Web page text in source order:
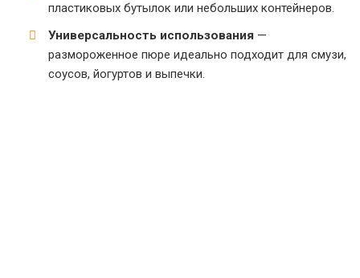
пластиковых бутылок или небольших контейнеров.
Универсальность использования —
размороженное пюре идеально подходит для смузи,
соусов, йогуртов и выпечки.